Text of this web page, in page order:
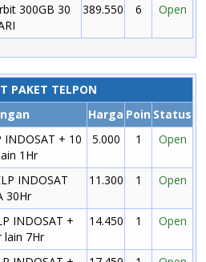
300GB 30
389.550 6 Open
PAKET TELPON
Harga Poin Status
INDOSAT + 10
1Hr
5.000 1 Open
INDOSAT
30Hr
11.300 1 Open
INDOSAT +
lain 7Hr
14.450 1 Open